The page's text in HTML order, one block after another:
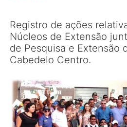
Registro de ações
Núcleos de Extensão
de Pesquisa e Extensão
Cabedelo Centro.